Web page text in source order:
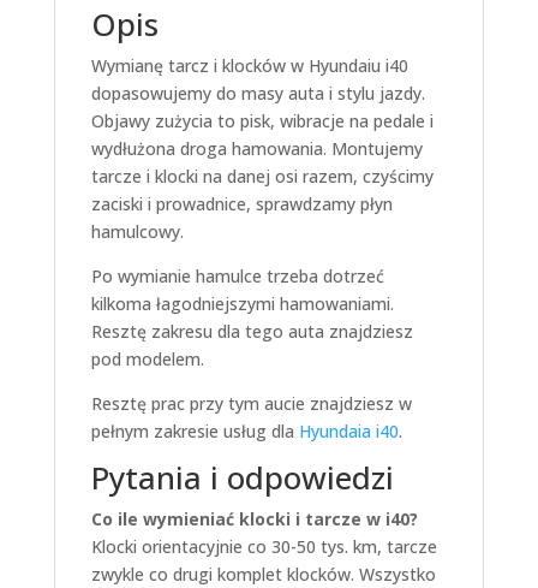
Opis
Wymianę tarcz i klocków w Hyundaiu i40
dopasowujemy do masy auta i stylu jazdy.
Objawy zużycia to pisk, wibracje na pedale i
wydłużona droga hamowania. Montujemy
tarcze i klocki na danej osi razem, czyścimy
zaciski i prowadnice, sprawdzamy płyn
hamulcowy.
Po wymianie hamulce trzeba dotrzeć
kilkoma łagodniejszymi hamowaniami.
Resztę zakresu dla tego auta znajdziesz
pod modelem.
Resztę prac przy tym aucie znajdziesz w
pełnym zakresie usług dla Hyundaia i40.
Pytania i odpowiedzi
Co ile wymieniać klocki i tarcze w i40?
Klocki orientacyjnie co 30-50 tys. km, tarcze
zwykle co drugi komplet klocków. Wszystko